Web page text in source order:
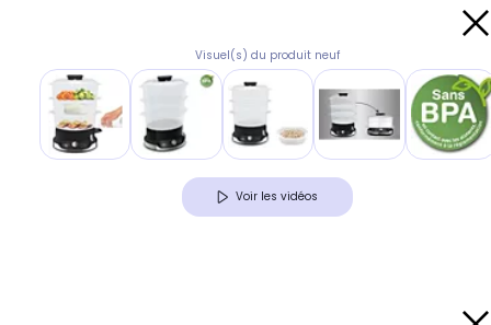
Visuel(s) du produit neuf
Voir les vidéos